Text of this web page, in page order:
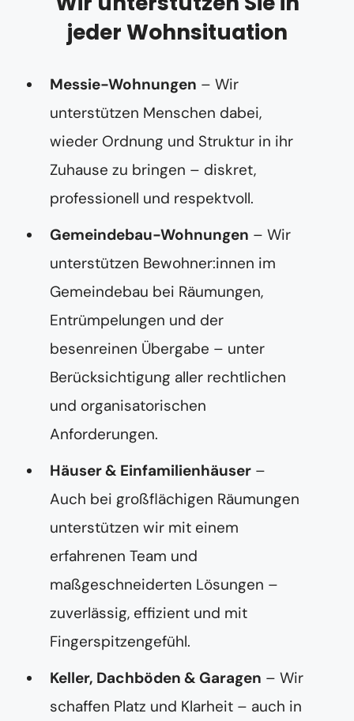
jeder Wohnsituation
Messie-Wohnungen – Wir
unterstützen Menschen dabei,
wieder Ordnung und Struktur in ihr
Zuhause zu bringen – diskret,
professionell und respektvoll.
Gemeindebau-Wohnungen – Wir
unterstützen Bewohner:innen im
Gemeindebau bei Räumungen,
Entrümpelungen und der
besenreinen Übergabe – unter
Berücksichtigung aller rechtlichen
und organisatorischen
Anforderungen.
Häuser & Einfamilienhäuser –
Auch bei großflächigen Räumungen
unterstützen wir mit einem
erfahrenen Team und
maßgeschneiderten Lösungen –
zuverlässig, effizient und mit
Fingerspitzengefühl.
Keller, Dachböden & Garagen – Wir
schaffen Platz und Klarheit – auch in